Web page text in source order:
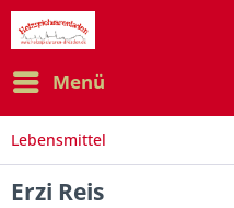
Menü
Lebensmittel
Erzi Reis